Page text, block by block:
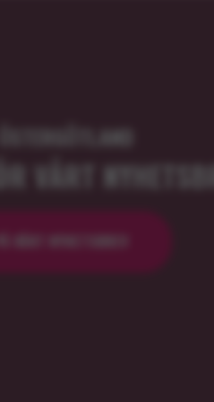
VÅRT
VÅRT NYHETSBREV